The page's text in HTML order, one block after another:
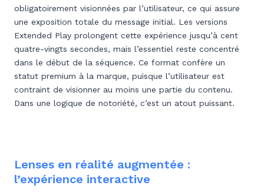
obligatoirement visionnées par l’utilisateur, ce qui assure
une exposition totale du message initial. Les versions
Extended Play prolongent cette expérience jusqu’à cent
quatre-vingts secondes, mais l’essentiel reste concentré
dans le début de la séquence. Ce format confère un
statut premium à la marque, puisque l’utilisateur est
contraint de visionner au moins une partie du contenu.
Dans une logique de notoriété, c’est un atout puissant.
Lenses en réalité augmentée :
l’expérience interactive